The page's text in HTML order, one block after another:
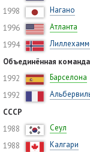
1998
Нагано
1996
Атланта
1994
Объединённая команда
1992
Барселона
1992
СССР
1988
Сеул
1988
Калгари